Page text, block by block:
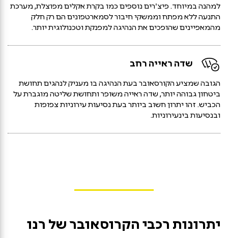
למהנה במיוחד. פיצ'רים נוספים כמו בקרת אקלים מפוצלת, מערכת
התנעה ללא מפתח וממשקי חיבור לסמארטפונים הם רק חלק
מהמאפיינים שהופכים את הנהיגה למפנקת וטכנולוגית יותר.
שדה ראייה רחב
הגובה שמציע הקורסאובר בעת הנהיגה בו מעניק לנהגים תחושת
ביטחון גבוהה יותר, שדה ראייה משופר ותחושת שליטה מוגברת על
הכביש. זהו יתרון חשוב ביותר בעת נסיעות עירוניות צפופות
ובנסיעות בינעירוניות.
יתרונות רכבי הקרוסאובר של רנו